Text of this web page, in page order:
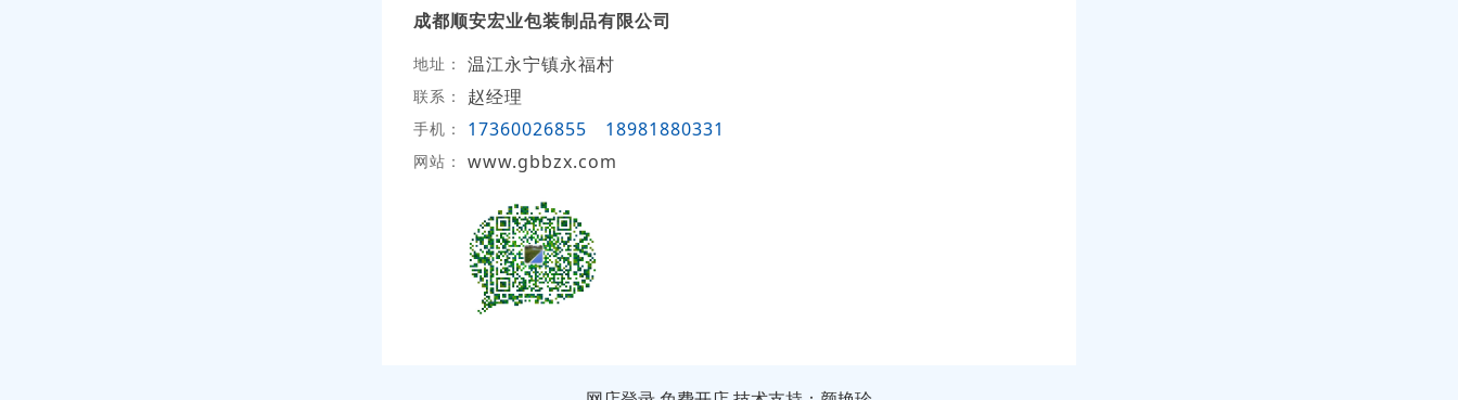
成都顺安宏业包装制品有限公司
地址： 温江永宁镇永福村
联系： 赵经理
手机： 17360026855 18981880331
网站： www.gbbzx.com